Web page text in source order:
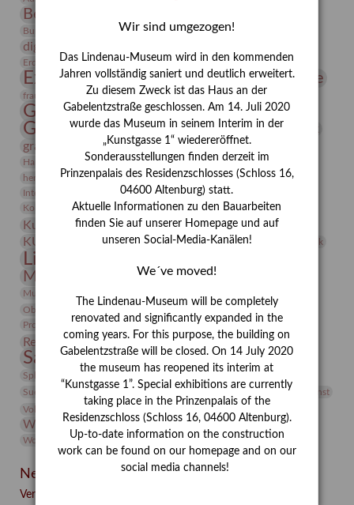
Bernhard August von Lindenau
Burg Posterstein Conrad Felixmüller Depot
digitallabor
Erdmann Julius Dietrich
Erlebnisportal estrusker Exlibris
Expressionismus Festrede Florenz Fotografie
frauen Frauen in der Antike und heute
Gerhard-Altenbourg-Preis
Gerhard Altenbourg
Gerhard Kurt Müller
grafische sammlung griechische Mythologie
Hanns-Conon von der Gabelentz Heinrich Kirchhoff Heldinnen
herman de vries Humboldt
Insekten
Integriertes Schädlingsmanagement
Italien Jahresempfang
Kolosseum
Kooperationsausstellung Korkmodelle Kunst
Kunstmuseum Kunstvermittlung Kunst von Kühl
KUNSTWAND Kurs Künstler Künstlerin Lehmbruck
Lindenau-Museum
Museumsgeschichte Museumsnacht
Museumspädagogik Natur
Objekt im Fokus
Phelloplastik
Pohlhof
Provenienz
Provenienzforschung
Restaurierung Rudi Lesser Ruth Wolf-Rehfeld
Sammlung Samstagszeichner Skulptur
Sonderausstellung
Sphinx
studio Studio Bildende Kunst
Suermondt-Ludwig-Museum
Vermittlung
Videokunst
Volontariat
Walter Rheiner Werefkin
Werkbetrachtung Winter Wissenschaft
Wolf and Dog
Wolf und Hund
Zirkuswoche
Neueste Beiträge
Verschenkt, verkauft, vergessen? – Kunstdetektivinnen im
Wir sind umgezogen!
Das Lindenau-Museum wird in den kommenden
Jahren vollständig saniert und deutlich erweitert.
Zu diesem Zweck ist das Haus an der
Gabelentzstraße geschlossen. Am 14. Juli 2020
wurde das Museum in seinem Interim in der
„Kunstgasse 1“ wiedereröffnet.
Sonderausstellungen finden derzeit im
Prinzenpalais des Residenzschlosses (Schloss 16,
04600 Altenburg) statt.
Aktuelle Informationen zu den Bauarbeiten
finden Sie auf unserer Homepage und auf
unseren Social-Media-Kanälen!
We´ve moved!
The Lindenau-Museum will be completely
renovated and significantly expanded in the
coming years. For this purpose, the building on
Gabelentzstraße will be closed. On 14 July 2020
the museum has reopened its interim at
“Kunstgasse 1”. Special exhibitions are currently
taking place in the Prinzenpalais of the
Residenzschloss (Schloss 16, 04600 Altenburg).
Up-to-date information on the construction
work can be found on our homepage and on our
social media channels!